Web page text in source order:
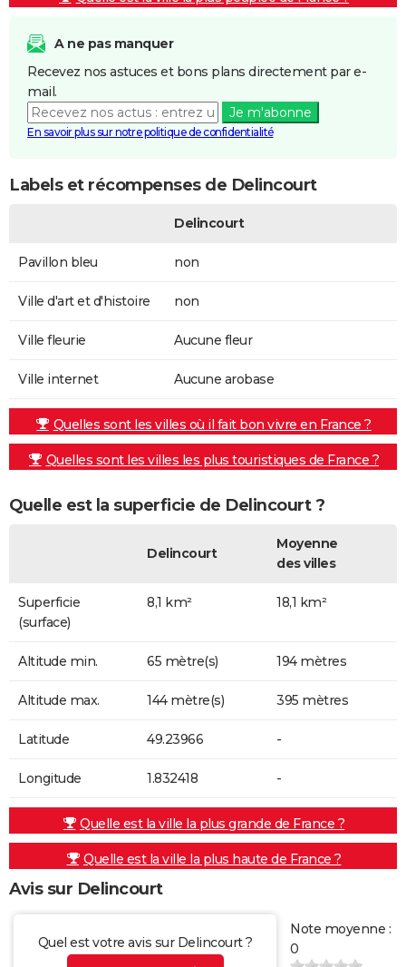
A ne pas manquer
Recevez nos astuces et bons plans directement par e-
mail.
Je m'abonne
En savoir plus sur notre politique de confidentialité
Labels et récompenses de Delincourt
Delincourt
Pavillon bleu non
Ville d'art et d'histoire non
Ville fleurie Aucune fleur
Ville internet Aucune arobase
Quelles sont les villes où il fait bon vivre en France ?
Quelles sont les villes les plus touristiques de France ?
Quelle est la superficie de Delincourt ?
Delincourt
Moyenne
des villes
Superficie
(surface)
8,1 km² 18,1 km²
Altitude min. 65 mètre(s) 194 mètres
Altitude max. 144 mètre(s) 395 mètres
Latitude 49.23966 -
Longitude 1.832418 -
Quelle est la ville la plus grande de France ?
Quelle est la ville la plus haute de France ?
Avis sur Delincourt
Quel est votre avis sur Delincourt ?
Note moyenne :
0